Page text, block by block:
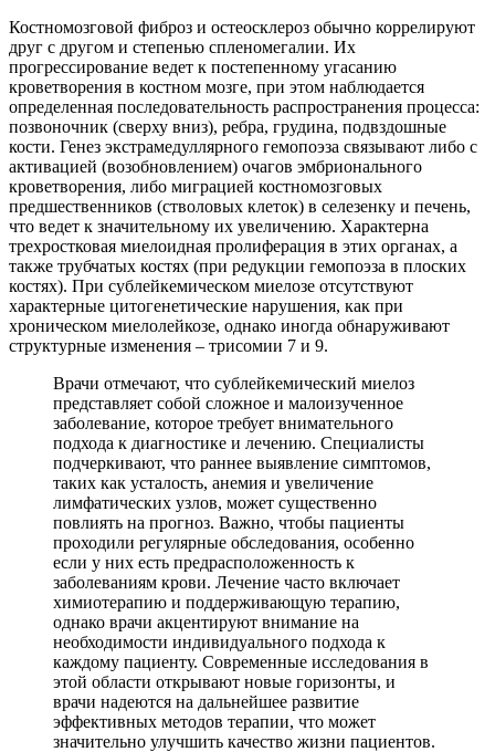
Костномозговой фиброз и остеосклероз обычно коррелируют
друг с другом и степенью спленомегалии. Их
прогрессирование ведет к постепенному угасанию
кроветворения в костном мозге, при этом наблюдается
определенная последовательность распространения процесса:
позвоночник (сверху вниз), ребра, грудина, подвздошные
кости. Генез экстрамедуллярного гемопоэза связывают либо с
активацией (возобновлением) очагов эмбрионального
кроветворения, либо миграцией костномозговых
предшественников (стволовых клеток) в селезенку и печень,
что ведет к значительному их увеличению. Характерна
трехростковая миелоидная пролиферация в этих органах, а
также трубчатых костях (при редукции гемопоэза в плоских
костях). При сублейкемическом миелозе отсутствуют
характерные цитогенетические нарушения, как при
хроническом миелолейкозе, однако иногда обнаруживают
структурные изменения – трисомии 7 и 9.
Врачи отмечают, что сублейкемический миелоз
представляет собой сложное и малоизученное
заболевание, которое требует внимательного
подхода к диагностике и лечению. Специалисты
подчеркивают, что раннее выявление симптомов,
таких как усталость, анемия и увеличение
лимфатических узлов, может существенно
повлиять на прогноз. Важно, чтобы пациенты
проходили регулярные обследования, особенно
если у них есть предрасположенность к
заболеваниям крови. Лечение часто включает
химиотерапию и поддерживающую терапию,
однако врачи акцентируют внимание на
необходимости индивидуального подхода к
каждому пациенту. Современные исследования в
этой области открывают новые горизонты, и
врачи надеются на дальнейшее развитие
эффективных методов терапии, что может
значительно улучшить качество жизни пациентов.